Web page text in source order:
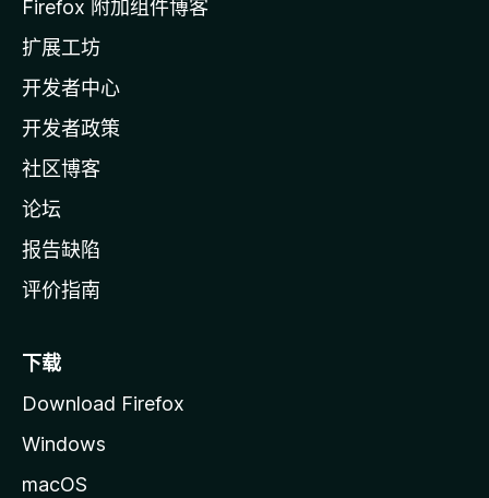
a
主
页
Firefox 附加组件博客
扩展工坊
开发者中心
开发者政策
社区博客
论坛
报告缺陷
评价指南
下载
Download Firefox
Windows
macOS